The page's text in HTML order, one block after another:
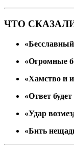
ЧТО
«Огромные
«Хамство и
«Ответ
«Удар
«Бить